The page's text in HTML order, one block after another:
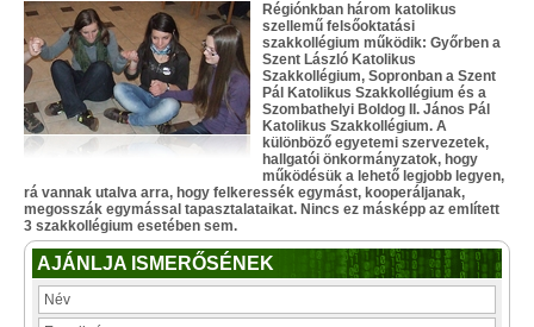
Régiónkban három katolikus
szellemű felsőoktatási
szakkollégium működik: Győrben a
Szent László Katolikus
Szakkollégium, Sopronban a Szent
Pál Katolikus Szakkollégium és a
Szombathelyi Boldog II. János Pál
Katolikus Szakkollégium. A
különböző egyetemi szervezetek,
hallgatói önkormányzatok, hogy
működésük a lehető legjobb legyen,
rá vannak utalva arra, hogy felkeressék egymást, kooperáljanak,
megosszák egymással tapasztalataikat. Nincs ez másképp az említett
3 szakkollégium esetében sem.
AJÁNLJA ISMERŐSÉNEK